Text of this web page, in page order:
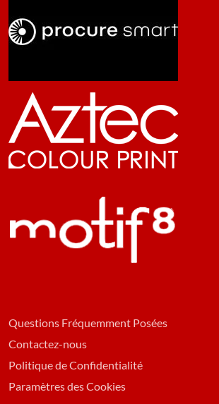
Questions Fréquemment Posées
Contactez-nous
Politique de Confidentialité
Paramètres des Cookies